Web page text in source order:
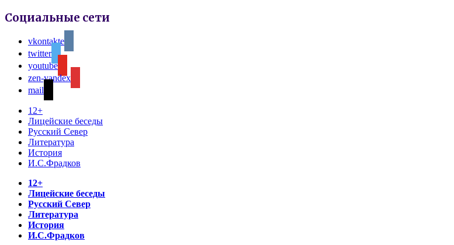
Социальные сети
vkontakte
twitter
youtube
zen-yandex
mail
12+
Лицейские беседы
Русский Север
Литература
История
И.С.Фрадков
12+
Лицейские беседы
Русский Север
Литература
История
И.С.Фрадков